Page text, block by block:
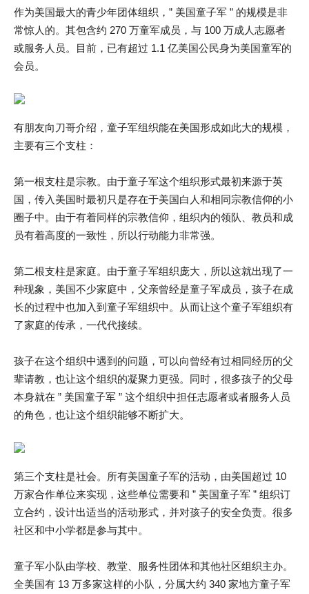
作为美国最大的青少年团体组织，” 美国童子军 ” 的规模是非
常惊人的。其包含约 270 万童军成员，与 100 万成人志愿者
或服务人员。目前，已有超过 1.1 亿美国公民身为美国童军的
会员。
有朋友向刀哥介绍，童子军组织能在美国形成如此大的规模，
主要有三个支柱：
第一根支柱是宗教。由于童子军这个组织形式最初来源于英
国，传入美国时最初只是存在于美国白人和相同宗教信仰的小
圈子中。由于有着同样的宗教信仰，组织内的领队、教员和成
员有着高度的一致性，所以行动能力非常强。
第二根支柱是家庭。由于童子军组织庞大，所以这就出现了一
种现象，美国不少家庭中，父亲曾经是童子军成员，孩子在成
长的过程中也加入到童子军组织中。从而让这个童子军组织有
了家庭的传承，一代代接续。
孩子在这个组织中遇到的问题，可以向曾经有过相同经历的父
辈请教，也让这个组织的凝聚力更强。同时，很多孩子的父母
本身就在 ” 美国童子军 ” 这个组织中担任志愿者或者服务人员
的角色，也让这个组织能够不断扩大。
第三个支柱是社会。所有美国童子军的活动，由美国超过 10
万家合作单位来实现，这些单位需要和 ” 美国童子军 ” 组织订
立合约，设计出适当的活动形式，并对孩子的安全负责。很多
社区和中小学都是参与其中。
童子军小队由学校、教堂、服务性团体和其他社区组织主办。
全美国有 13 万多家这样的小队，分属大约 340 家地方童子军